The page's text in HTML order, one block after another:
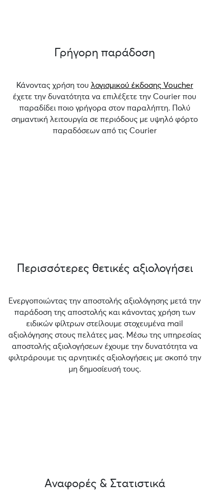
Γρήγορη παράδοση
Κάνοντας χρήση του λογισμικού έκδοσης Voucher
έχετε την δυνατότητα να επιλέξετε την Courier που
παραδίδει ποιο γρήγορα στον παραλήπτη. Πολύ
σημαντική λειτουργία σε περιόδους με υψηλό φόρτο
παραδόσεων από τις Courier
Περισσότερες θετικές αξιολογήσει
Ενεργοποιώντας την αποστολής αξιολόγησης μετά την
παράδοση της αποστολής και κάνοντας χρήση των
ειδικών φίλτρων στείλουμε στοχευμένα mail
αξιολόγησης στους πελάτες μας. Μέσω της υπηρεσίας
αποστολής αξιολογήσεων έχουμε την δυνατότητα να
φιλτράρουμε τις αρνητικές αξιολογήσεις με σκοπό την
μη δημοσίευσή τους.
Αναφορές & Στατιστικά